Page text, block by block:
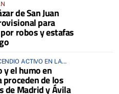
de San Juan
para
robos y estafas
ACTIVO EN LA
y el humo en
proceden de los
de Madrid y Ávila